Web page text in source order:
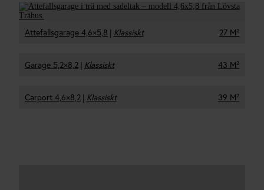
Attefallsgarage 4,6×5,8 | Klassiskt 27 M²
Garage 5,2×8,2 | Klassiskt 43 M²
Carport 4,6×8,2 | Klassiskt 39 M²